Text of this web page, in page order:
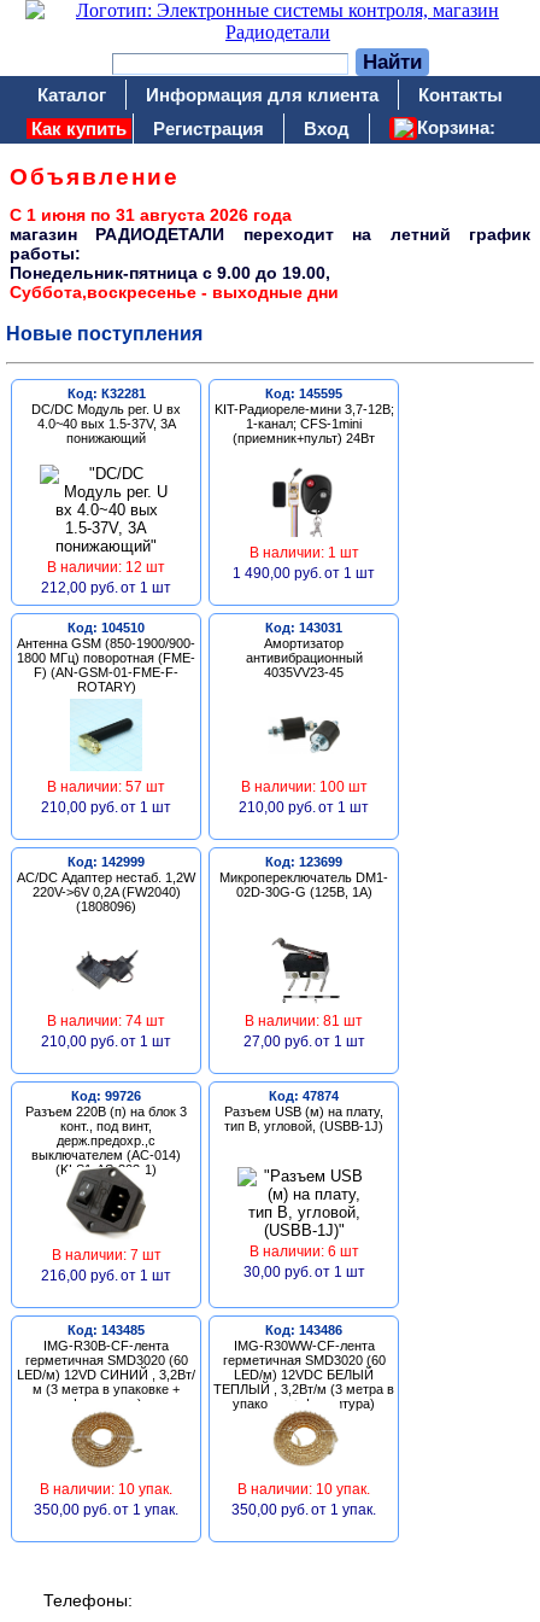
Каталог Информация для клиента
Контакты
Как купить
Регистрация Вход Корзина:
Объявление
С 1 июня по 31 августа 2026 года
магазин РАДИОДЕТАЛИ переходит на летний график
работы:
Понедельник-пятница c 9.00 до 19.00,
Суббота,воскресенье - выходные дни
Новые поступления
Код: К32281
DC/DC Модуль рег. U вх
4.0~40 вых 1.5-37V, 3A
понижающий
В наличии: 12 шт
212,00 руб. от 1 шт
Код: 145595
KIT-Радиореле-мини 3,7-12В;
1-канал; CFS-1mini
(приемник+пульт) 24Вт
В наличии: 1 шт
1 490,00 руб. от 1 шт
Код: 104510
Антенна GSM (850-1900/900-
1800 МГц) поворотная (FME-
F) (AN-GSM-01-FME-F-
ROTARY)
В наличии: 57 шт
210,00 руб. от 1 шт
Код: 143031
Амортизатор
антивибрационный
4035VV23-45
В наличии: 100 шт
210,00 руб. от 1 шт
Код: 142999
AC/DC Адаптер нестаб. 1,2W
220V->6V 0,2A (FW2040)
(1808096)
В наличии: 74 шт
210,00 руб. от 1 шт
Код: 123699
Микропереключатель DM1-
02D-30G-G (125В, 1А)
В наличии: 81 шт
27,00 руб. от 1 шт
Код: 99726
Разъем 220В (п) на блок 3
конт., под винт,
держ.предохр.,с
выключателем (AC-014)
(KLS1-AS-303-1)
В наличии: 7 шт
216,00 руб. от 1 шт
Код: 47874
Разъем USB (м) на плату,
тип В, угловой, (USBB-1J)
В наличии: 6 шт
30,00 руб. от 1 шт
Код: 143485
IMG-R30B-CF-лента
герметичная SMD3020 (60
LED/м) 12VD СИНИЙ , 3,2Вт/
м (3 метра в упаковке +
фурнитура)
В наличии: 10 упак.
350,00 руб. от 1 упак.
Код: 143486
IMG-R30WW-CF-лента
герметичная SMD3020 (60
LED/м) 12VDC БЕЛЫЙ
ТЕПЛЫЙ , 3,2Вт/м (3 метра в
упаковке + фурнитура)
В наличии: 10 упак.
350,00 руб. от 1 упак.
Телефоны: